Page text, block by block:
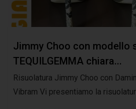
Jimmy Choo con modello
TEQUILGEMMA chiara...
Risuolatura Jimmy Choo con
Vibram Vi presentiamo la risuolatura